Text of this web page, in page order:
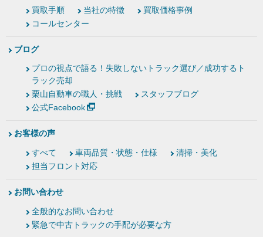
買取手順 当社の特徴
買取価格事例
コールセンター
ブログ
プロの視点で語る！失敗しないトラック選び／成功するト
ラック売却
栗山自動車の職人・挑戦
スタッフブログ
公式Facebook
お客様の声
すべて 車両品質・状態・仕様
清掃・美化
担当フロント対応
お問い合わせ
全般的なお問い合わせ
緊急で中古トラックの手配が必要な方